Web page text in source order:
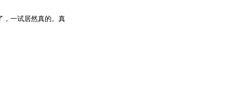
一试居然真的。真